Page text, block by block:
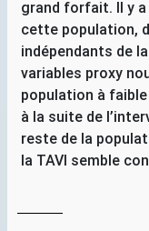
grand forfait. Il y
cette population,
indépendants de
variables proxy
population à
à la suite de
reste de la
la TAVI semble